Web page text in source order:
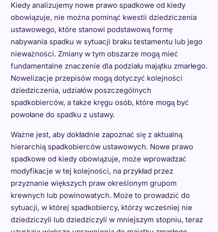
Kiedy analizujemy nowe prawo spadkowe od kiedy
obowiązuje, nie można pominąć kwestii dziedziczenia
ustawowego, które stanowi podstawową formę
nabywania spadku w sytuacji braku testamentu lub jego
nieważności. Zmiany w tym obszarze mogą mieć
fundamentalne znaczenie dla podziału majątku zmarłego.
Nowelizacje przepisów mogą dotyczyć kolejności
dziedziczenia, udziałów poszczególnych
spadkobierców, a także kręgu osób, które mogą być
powołane do spadku z ustawy.
Ważne jest, aby dokładnie zapoznać się z aktualną
hierarchią spadkobierców ustawowych. Nowe prawo
spadkowe od kiedy obowiązuje, może wprowadzać
modyfikacje w tej kolejności, na przykład przez
przyznanie większych praw określonym grupom
krewnych lub powinowatych. Może to prowadzić do
sytuacji, w której spadkobiercy, którzy wcześniej nie
dziedziczyli lub dziedziczyli w mniejszym stopniu, teraz